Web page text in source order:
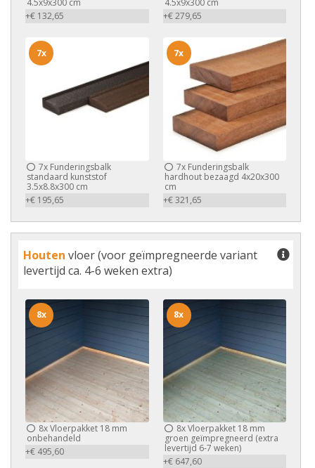
4.5x9x300 cm
+€ 132,65
4.5x9x300 cm
+€ 279,65
7x Funderingsbalk
standaard kunststof
3.5x8.8x300 cm
+€ 195,65
7x
7xFunderingsbalk
hardhout bezaagd 4x20x300
cm
+€ 321,65
7x
Houten vloer (voor geïmpregneerde variant
levertijd ca. 4-6 weken extra)
8xVloerpakket 18 mm
onbehandeld
+€ 495,60
8x
8xVloerpakket 18 mm
groen geïmpregneerd (extra
levertijd 6-7 weken)
+€ 647,60
8x